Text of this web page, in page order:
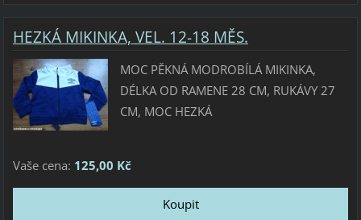
HEZKÁ MIKINKA, VEL. 12-18 MĚS.
MOC PĚKNÁ MODROBÍLÁ MIKINKA,
DÉLKA OD RAMENE 28 CM, RUKÁVY 27
CM, MOC HEZKÁ
Vaše cena: 125,00 Kč